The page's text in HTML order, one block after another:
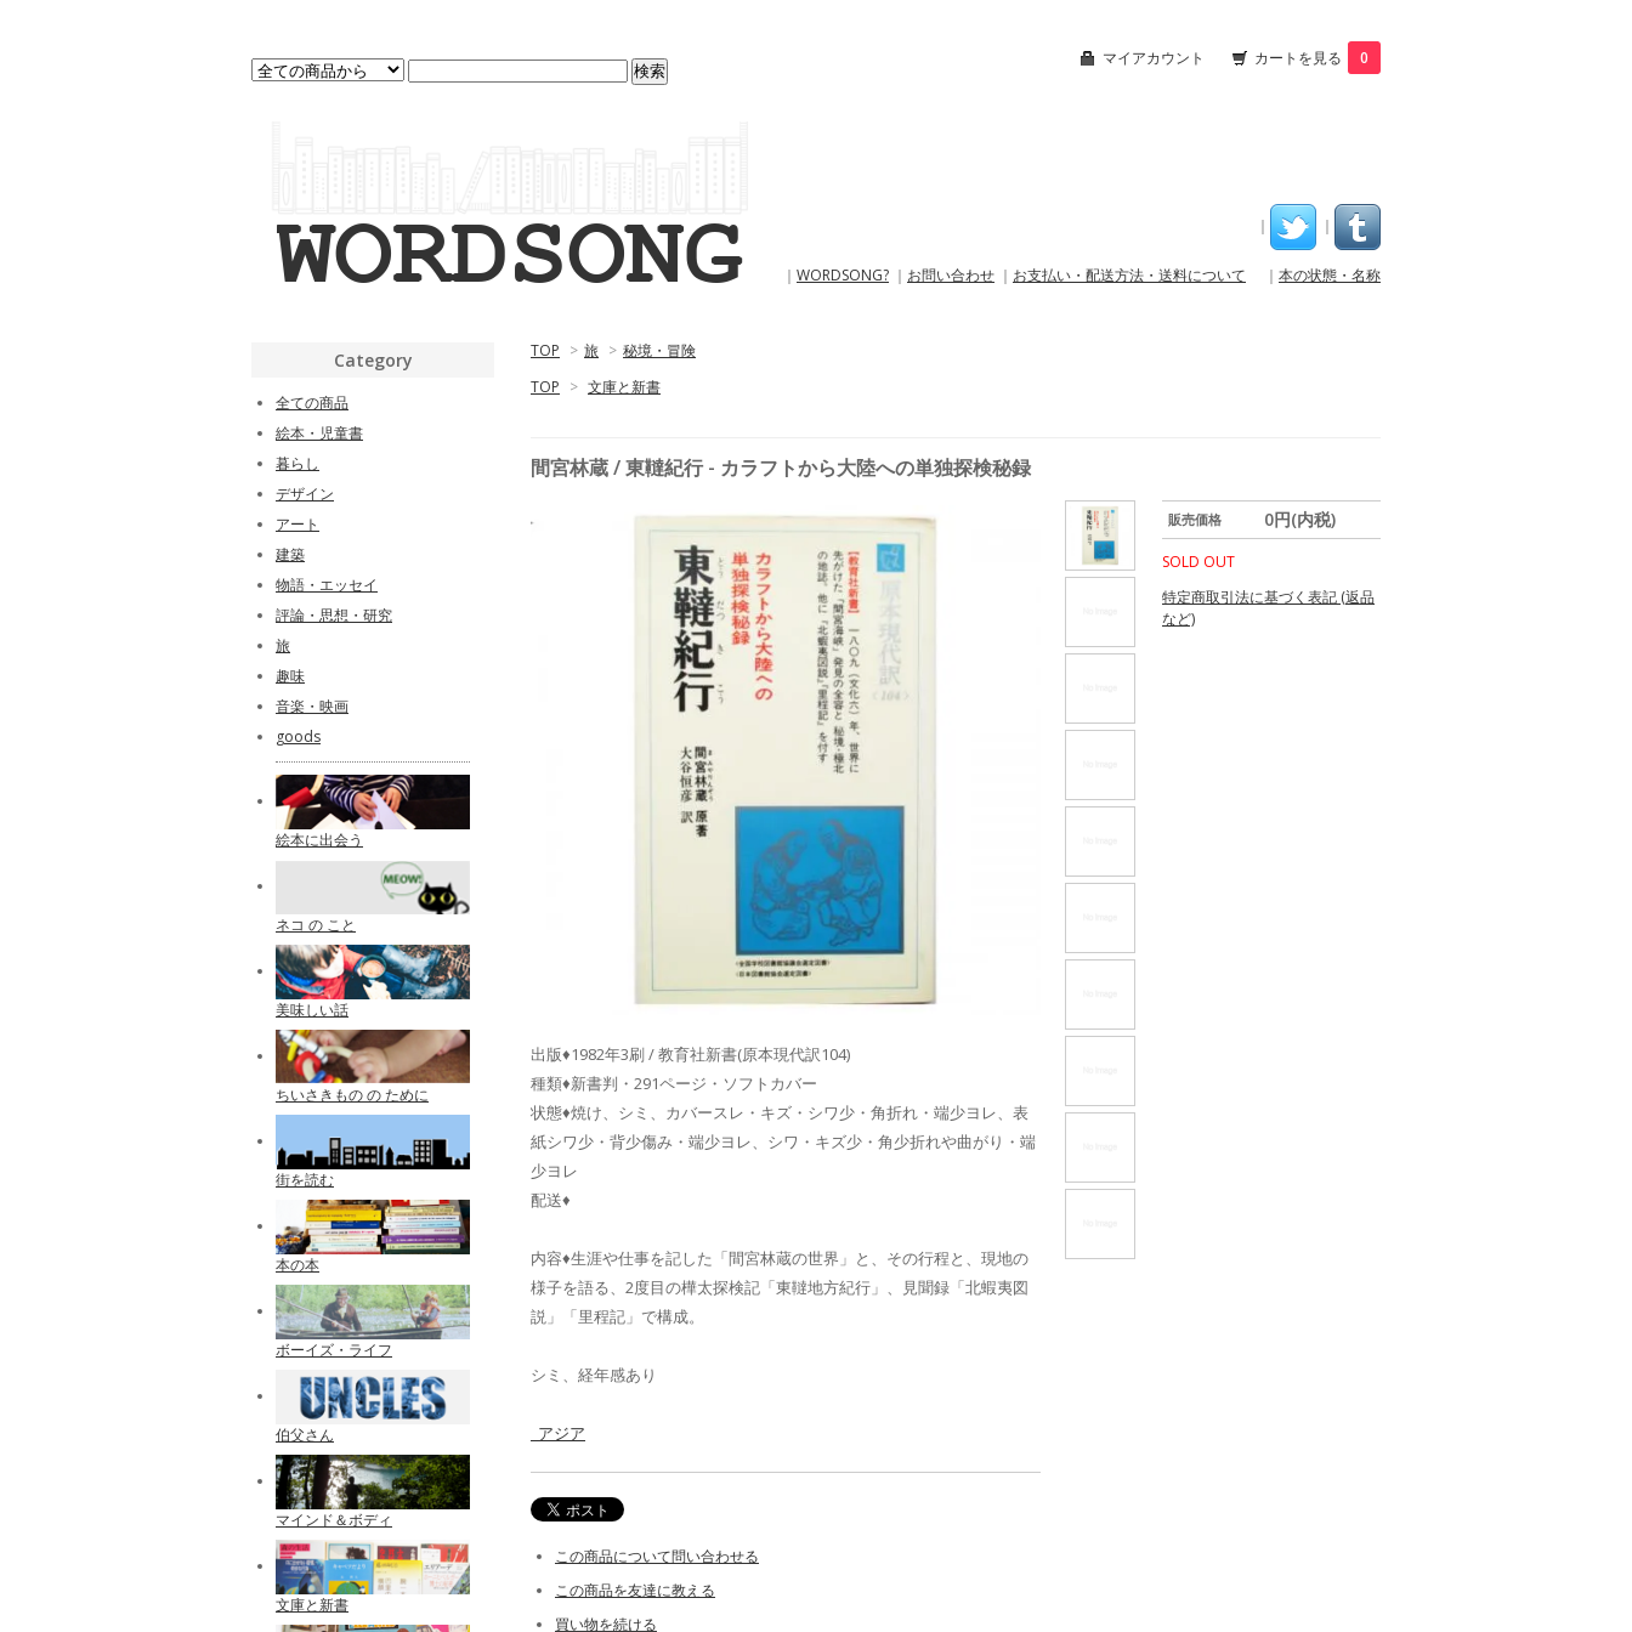
マイアカウント カートを見る 0
｜ ｜
｜ WORDSONG? ｜ お問い合わせ ｜ お支払い・配送方法・送料について ｜ 本の状態・名称
TOP > 旅 > 秘境・冒険
TOP > 文庫と新書
間宮林蔵 / 東韃紀行 - カラフトから大陸への単独探検秘録
販売価格 0円(内税)
SOLD OUT
特定商取引法に基づく表記 (返品
など)
出版♦1982年3刷 / 教育社新書(原本現代訳104)
種類♦新書判・291ページ・ソフトカバー
状態♦焼け、シミ、カバースレ・キズ・シワ少・角折れ・端少ヨレ、表
紙シワ少・背少傷み・端少ヨレ、シワ・キズ少・角少折れや曲がり・端
少ヨレ
配送♦
内容♦生涯や仕事を記した「間宮林蔵の世界」と、その行程と、現地の
様子を語る、2度目の樺太探検記「東韃地方紀行」、見聞録「北蝦夷図
説」「里程記」で構成。
シミ、経年感あり
_アジア
この商品について問い合わせる
この商品を友達に教える
買い物を続ける
Category
全ての商品
絵本・児童書
暮らし
デザイン
アート
建築
物語・エッセイ
評論・思想・研究
旅
趣味
音楽・映画
goods
絵本に出会う
ネコ の こと
美味しい話
ちいさきもの の ために
街を読む
本の本
ボーイズ・ライフ
伯父さん
マインド＆ボディ
文庫と新書